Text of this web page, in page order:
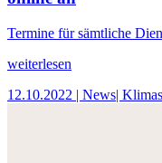
Termine für sämtliche
weiterlesen
12.10.2022 | News|